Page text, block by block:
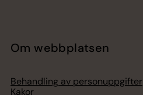
Om webbplatsen
Behandling av personuppgifter
Kakor